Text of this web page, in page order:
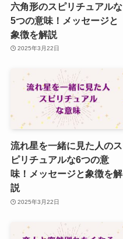
六角形のスピリチュアルな
5つの意味！メッセージと
象徴を解説
2025年3月22日
流れ星を一緒に見た人のス
ピリチュアルな6つの意
味！メッセージと象徴を解
説
2025年3月22日